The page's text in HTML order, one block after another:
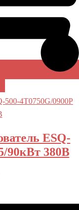
ESQ-
90кВт 380В